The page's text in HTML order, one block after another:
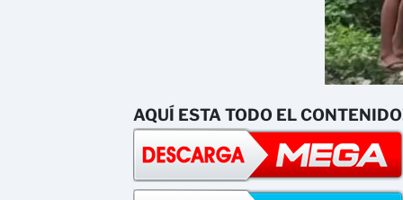
AQUÍ ESTA TODO EL